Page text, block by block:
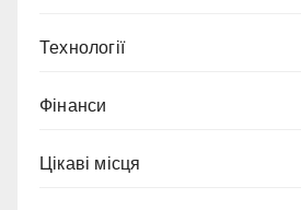
Технології
Фінанси
Цікаві місця